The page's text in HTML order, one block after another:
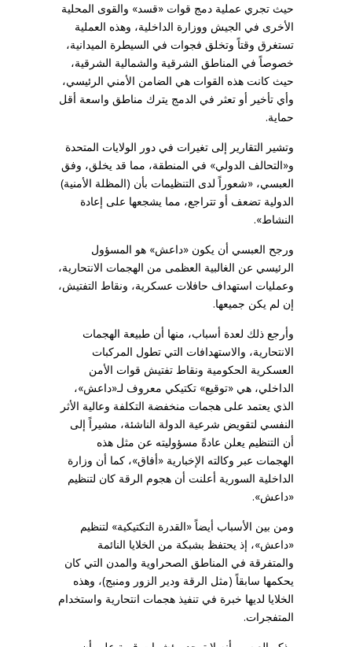
حيث تجري عملية دمج قوات «قسد» والقوى المحلية
الأخرى في الجيش ووزارة الداخلية، وهذه العملية
تستغرق وقتاً وتخلق فجوات في السيطرة الميدانية،
خصوصاً في المناطق الشرقية والشمالية الشرقية،
حيث كانت هذه القوات هي الضامن الأمني الرئيسي،
وأي تأخير أو تعثر في الدمج يترك مناطق واسعة أقل
حماية.
وتشير التقارير إلى تغيرات في دور الولايات المتحدة
و«التحالف الدولي» في المنطقة، مما قد يخلق، وفق
العبسي، «شعوراً لدى التنظيمات بأن (المظلة الأمنية)
الدولية تضعف أو تتراجع، مما يشجعها على إعادة
النشاط».
ورجح العبسي أن يكون «داعش» هو المسؤول
الرئيسي عن الغالبية العظمى من الهجمات الانتحارية،
وعمليات استهداف حافلات عسكرية، ونقاط التفتيش،
إن لم يكن جميعها.
وأرجع ذلك لعدة أسباب، منها أن طبيعة الهجمات
الانتحارية، والاستهدافات التي تطول المركبات
العسكرية الحكومية ونقاط تفتيش قوات الأمن
الداخلي، هي «توقيع» تكتيكي معروف لـ«داعش»،
الذي يعتمد على هجمات منخفضة التكلفة وعالية الأثر
النفسي لتقويض شرعية الدولة الناشئة، مشيراً إلى
أن التنظيم يعلن عادةً مسؤوليته عن مثل هذه
الهجمات عبر وكالته الإخبارية «أفاق»، كما أن وزارة
الداخلية السورية أعلنت أن هجوم الرقة كان لتنظيم
«داعش».
ومن بين الأسباب أيضاً «القدرة التكتيكية» لتنظيم
«داعش»، إذ يحتفظ بشبكة من الخلايا النائمة
والمتفرقة في المناطق الصحراوية والمدن التي كان
يحكمها سابقاً (مثل الرقة ودير الزور ومنبج)، وهذه
الخلايا لديها خبرة في تنفيذ هجمات انتحارية واستخدام
المتفجرات.